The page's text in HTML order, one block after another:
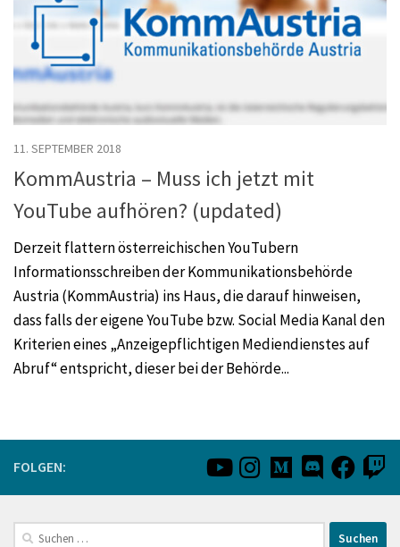
11. SEPTEMBER 2018
KommAustria – Muss ich jetzt mit
YouTube aufhören? (updated)
Derzeit flattern österreichischen YouTubern
Informationsschreiben der Kommunikationsbehörde
Austria (KommAustria) ins Haus, die darauf hinweisen,
dass falls der eigene YouTube bzw. Social Media Kanal den
Kriterien eines „Anzeigepflichtigen Mediendienstes auf
Abruf“ entspricht, dieser bei der Behörde...
FOLGEN:
Suchen